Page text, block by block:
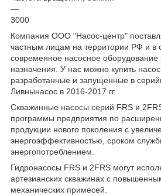
—
3000
Компания ООО "Насос-центр"
частным лицам на территории РФ и
современное насосное оборудование
назначения. У нас можно купить
разработанные и запущенные в
Ливнынасос в 2016-2017 гг.
Скважинные насосы серий FRS и
программы предприятия по
продукции нового поколения с
энергоэффективностью, сроком
энергопотреблением.
Гидронасосы FRS и 2FRS могут
артезианских скважинах с
механических примесей.